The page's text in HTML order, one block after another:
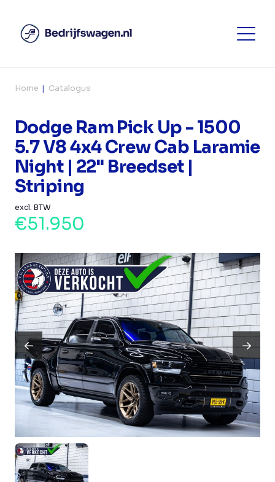
Home Catalogus
Dodge Ram Pick Up - 1500
5.7 V8 4x4 Crew Cab Laramie
Night | 22" Breedset |
Striping
excl. BTW
€51.950